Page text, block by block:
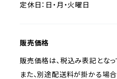
定休日：日・月・火曜日
販売価格
販売価格は、税込み表記となっ
また、別途配送料が掛かる場